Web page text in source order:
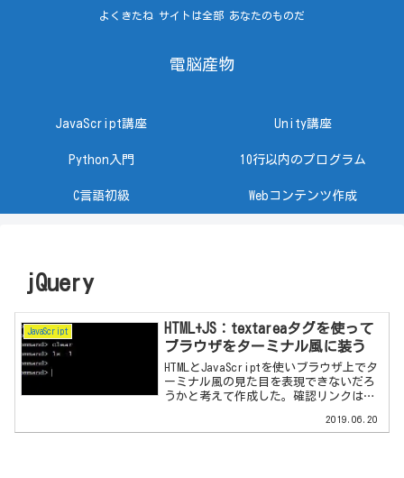
よくきたね サイトは全部 あなたのものだ
電脳産物
JavaScript講座 Unity講座
Python入門 10行以内のプログラム
C言語初級 Webコンテンツ作成
jQuery
JavaScript
HTML+JS：textareaタグを使って
ブラウザをターミナル風に装う
HTMLとJavaScriptを使いブラウザ上でタ
ーミナル風の見た目を表現できないだろ
うかと考えて作成した。確認リンクは以
ないで下さいね）textareaタグを使
2019.06.20